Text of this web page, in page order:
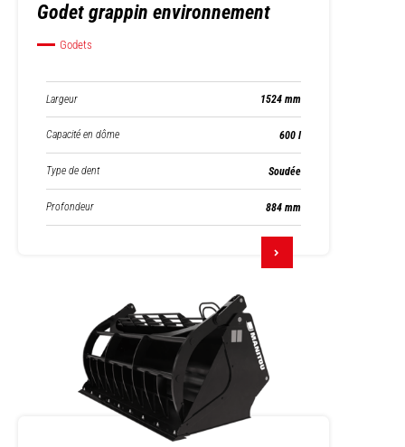
Godet grappin environnement
Godets
Largeur 1524 mm
Capacité en dôme 600 l
Type de dent Soudée
Profondeur 884 mm